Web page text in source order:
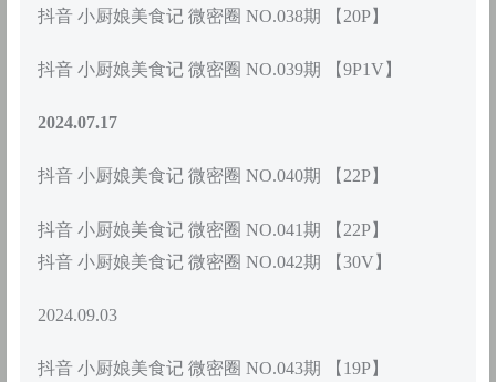
抖音 小厨娘美食记 微密圈 NO.038期 【20P】
抖音 小厨娘美食记 微密圈 NO.039期 【9P1V】
2024.07.17
抖音 小厨娘美食记 微密圈 NO.040期 【22P】
抖音 小厨娘美食记 微密圈 NO.041期 【22P】
抖音 小厨娘美食记 微密圈 NO.042期 【30V】
2024.09.03
抖音 小厨娘美食记 微密圈 NO.043期 【19P】